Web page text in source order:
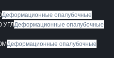
Деформационные опалубочные
УГЛДеформационные опалубочные
Деформационные опалубочные